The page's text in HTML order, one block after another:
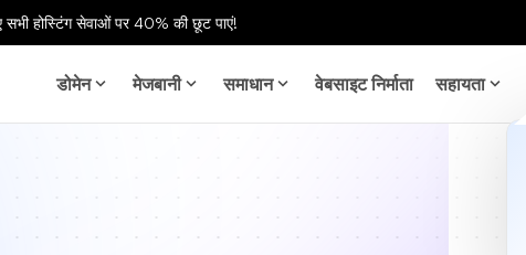
होस्टिंग सेवाओं पर 40% की छूट पाएं!
डोमेन मेजबानी समाधान वेबसाइट निर्माता सहायता